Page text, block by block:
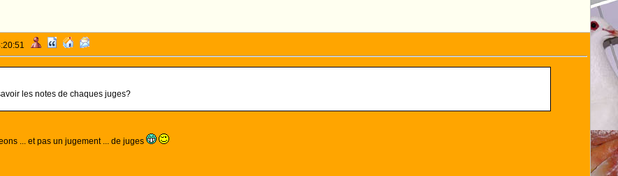
les notes de chaques juges?
... et pas un jugement ... de juges